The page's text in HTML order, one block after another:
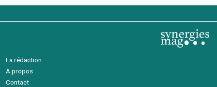
La rédaction
A propos
Contact